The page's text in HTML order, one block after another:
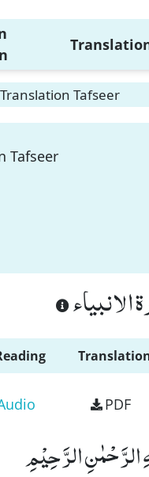
Tafseer
Tafseer
الانبياء
PDF
الرَّحْمٰنِ الرَّحِیْمِ